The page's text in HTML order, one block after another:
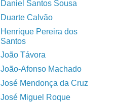
Daniel Santos Sousa
Duarte Calvão
Henrique Pereira dos
Santos
João Távora
João-Afonso Machado
José Mendonça da Cruz
José Miguel Roque